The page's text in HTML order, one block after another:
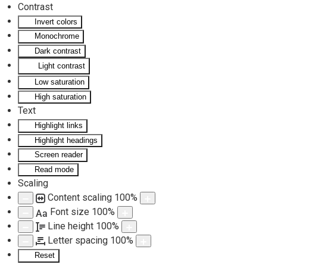
Contrast
Invert colors
Monochrome
Dark contrast
Light contrast
Low saturation
High saturation
Text
Highlight links
Highlight headings
Screen reader
Read mode
Scaling
Content scaling 100%
Aa Font size 100%
Line height 100%
Letter spacing 100%
Reset
Skip to main content